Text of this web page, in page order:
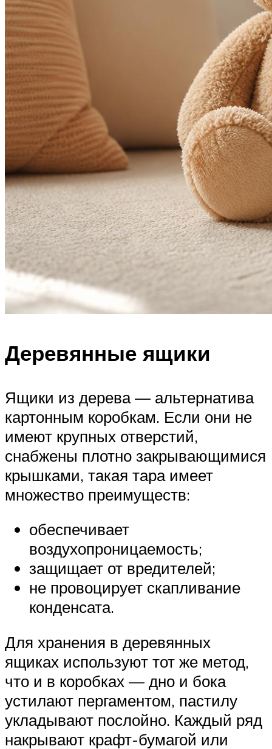
Деревянные ящики
Ящики из дерева — альтернатива
картонным коробкам. Если они не
имеют крупных отверстий,
снабжены плотно закрывающимися
крышками, такая тара имеет
множество преимуществ:
обеспечивает
воздухопроницаемость;
защищает от вредителей;
не провоцирует скапливание
конденсата.
Для хранения в деревянных
ящиках используют тот же метод,
что и в коробках — дно и бока
устилают пергаментом, пастилу
укладывают послойно. Каждый ряд
накрывают крафт-бумагой или